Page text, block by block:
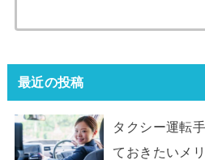
最近の投稿
タクシー運転
ておきたいメ